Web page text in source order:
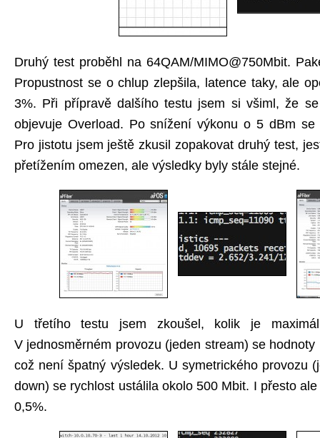
Druhý test proběhl na 64QAM/MIMO@750Mbit.
Propustnost se o chlup zlepšila, latence taky, ale
3%. Při přípravě dalšího testu jsem si všiml, že
objevuje Overload. Po snížení výkonu o 5 dBm se
Pro jistotu jsem ještě zkusil zopakovat druhý test,
přetížením omezen, ale výsledky byly stále stejné.
U třetího testu jsem zkoušel, kolik je
V jednosměrném provozu (jeden stream) se
což není špatný výsledek. U symetrického provozu
down) se rychlost ustálila okolo 500 Mbit. I přesto
0,5%.